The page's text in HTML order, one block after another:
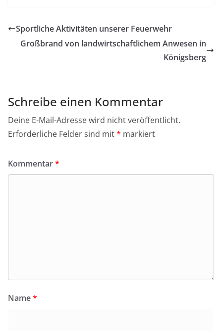
e
b
Sportliche Aktivitäten unserer Feuerwehr
Großbrand von landwirtschaftlichem Anwesen in
Königsberg
Schreibe einen Kommentar
Deine E-Mail-Adresse wird nicht veröffentlicht.
Erforderliche Felder sind mit* markiert
Kommentar*
Name*